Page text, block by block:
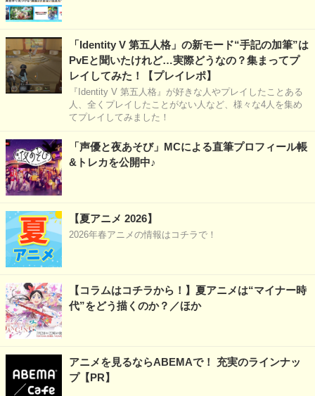
「Identity V 第五人格」の新モード“手記の加筆”は
PvEと聞いたけれど…実際どうなの？集まってプ
レイしてみた！【プレイレポ】
『Identity V 第五人格』が好きな人やプレイしたことある
人、全くプレイしたことがない人など、様々な4人を集め
てプレイしてみました！
「声優と夜あそび」MCによる直筆プロフィール帳
&トレカを公開中♪
【夏アニメ 2026】
2026年春アニメの情報はコチラで！
【コラムはコチラから！】夏アニメは“マイナー時
代”をどう描くのか？／ほか
アニメを見るならABEMAで！ 充実のラインナッ
プ【PR】